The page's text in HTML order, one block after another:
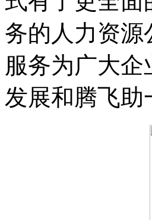
务的人力资
服务为广大
发展和腾飞助